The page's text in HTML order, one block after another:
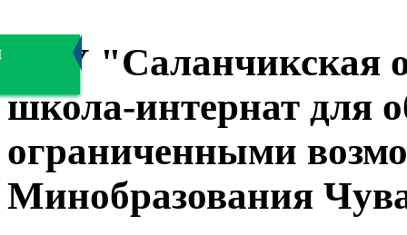
БОУ "Саланчикская
школа-интернат для
ограниченными
Минобразования